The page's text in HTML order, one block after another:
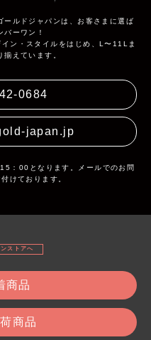
ルドジャパンは、お客さまに選ば
バーワン！
ン・スタイルをはじめ、L〜11Lま
えています。
0684
japan.jp
：00となります。メールでのお問
けております。
ストアへ
商品
商品